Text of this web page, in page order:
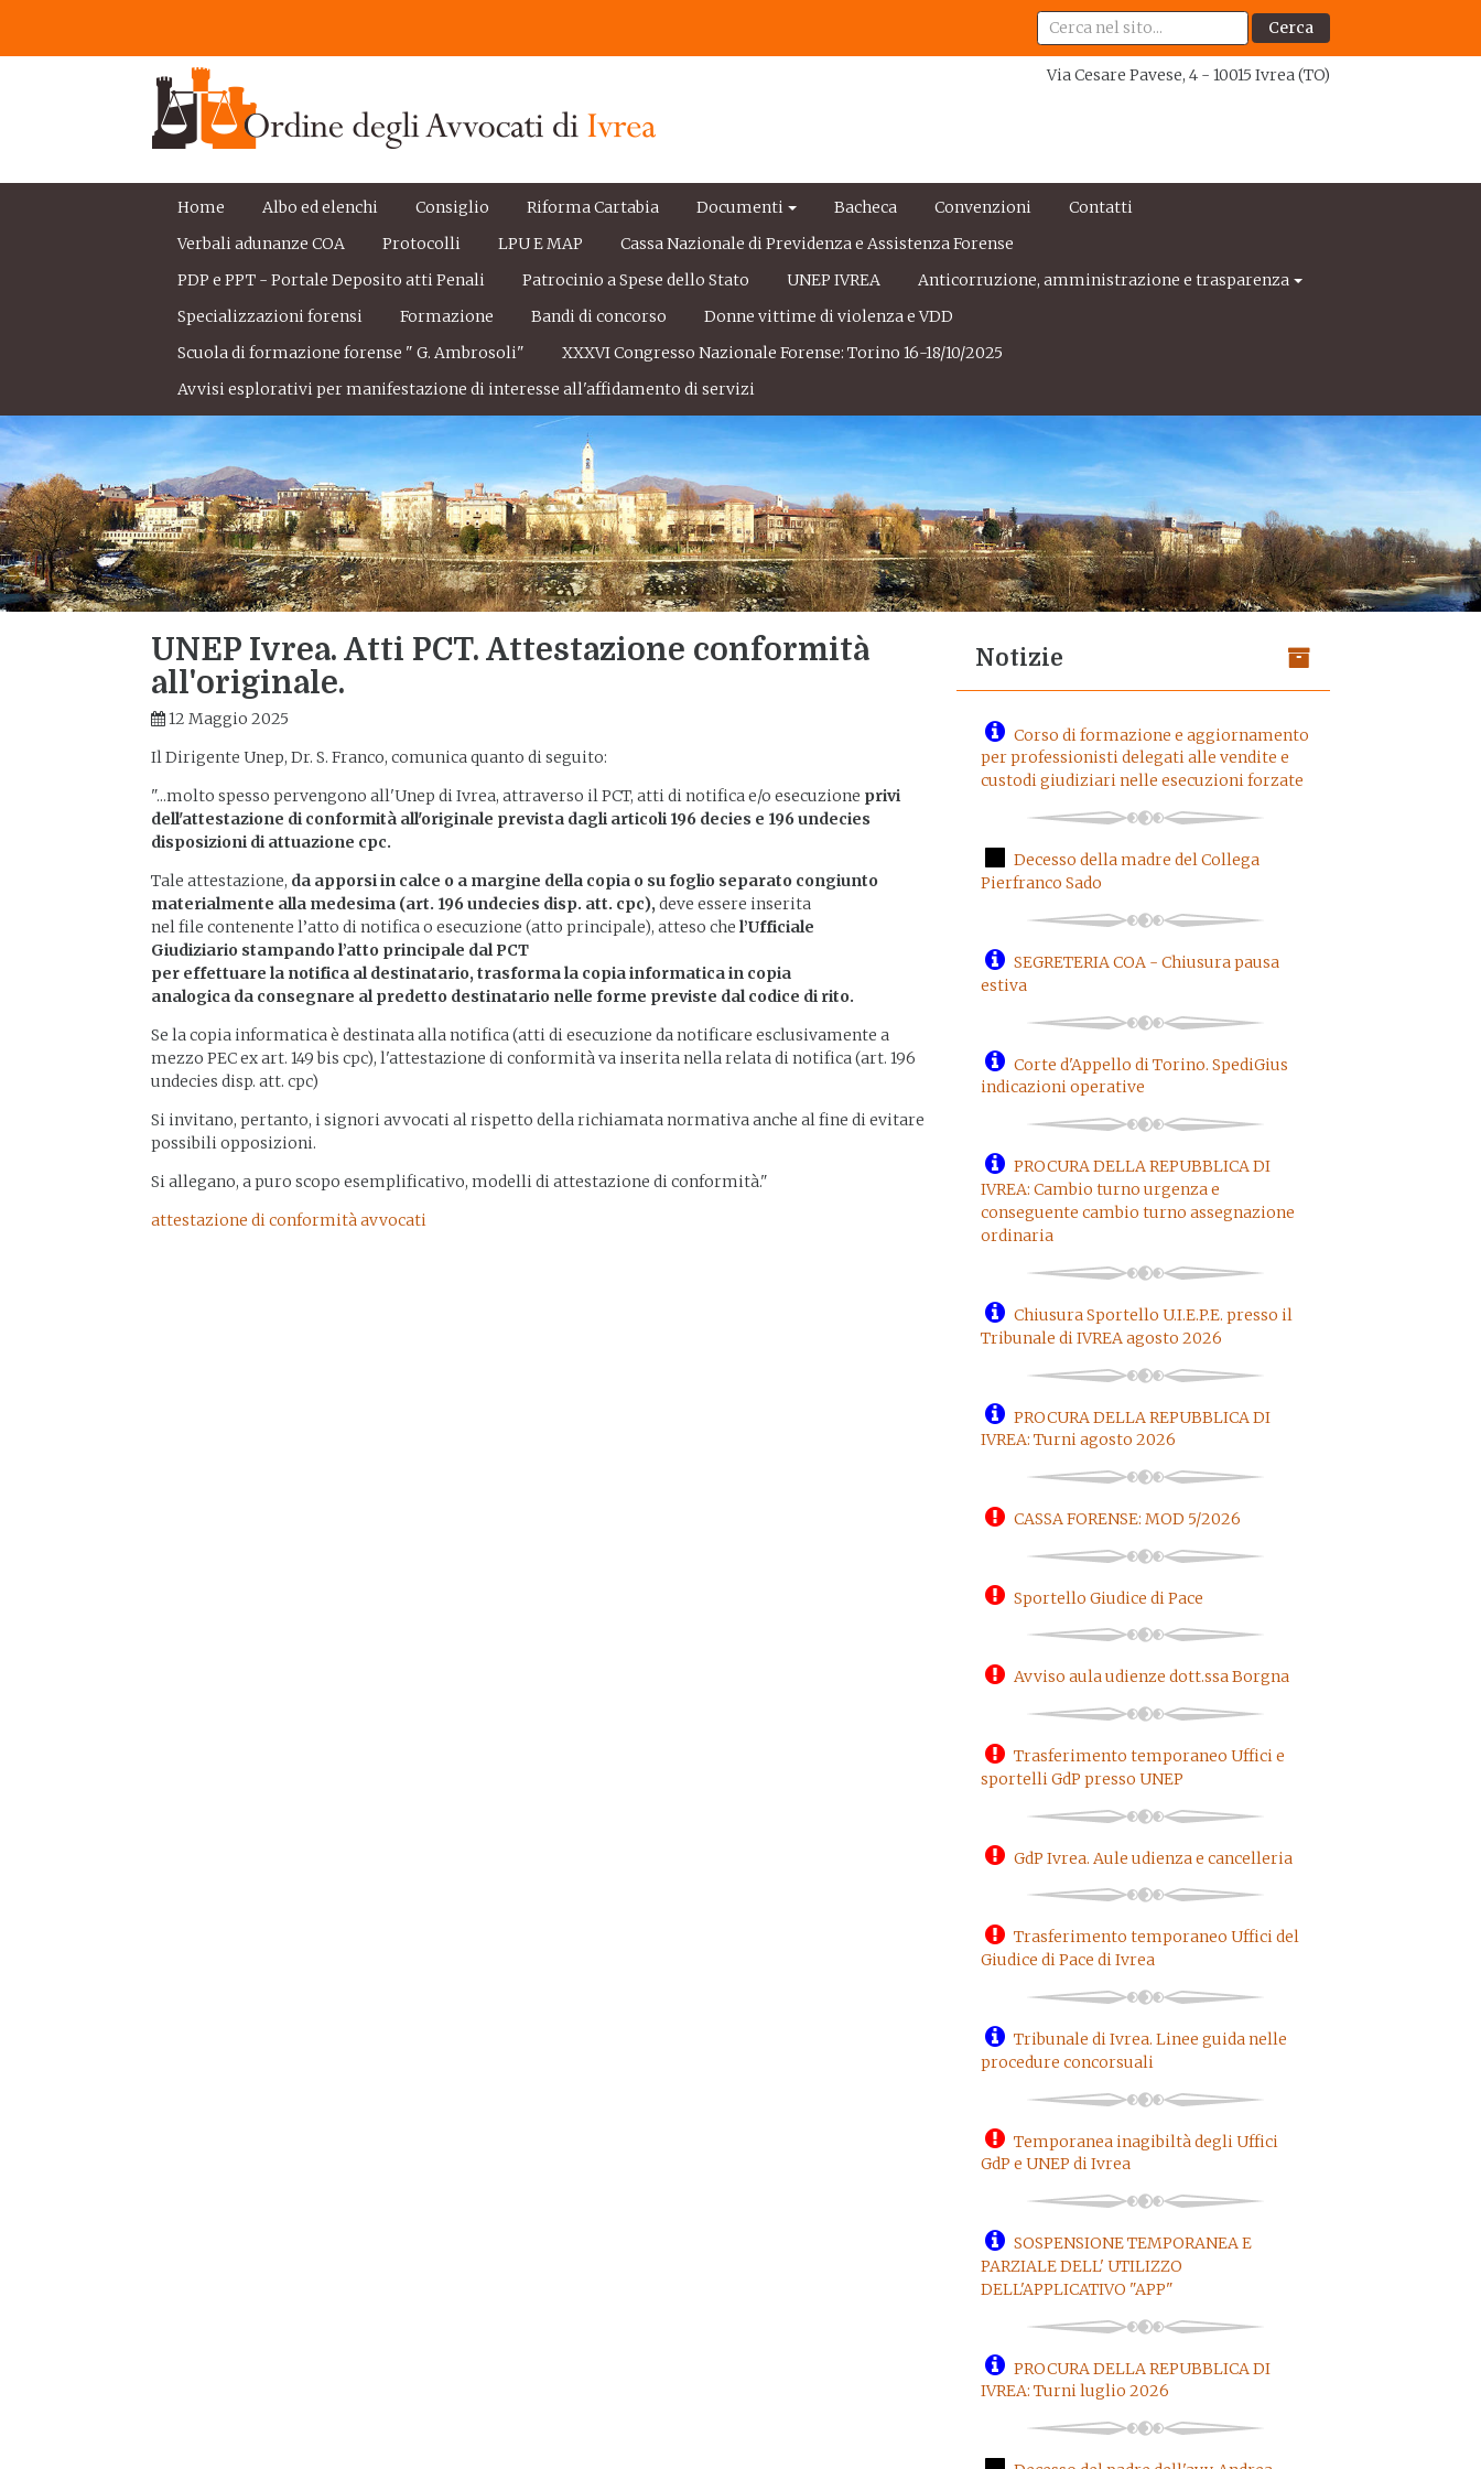
Cerca
Via Cesare Pavese, 4 - 10015 Ivrea (TO)
Home Albo ed elenchi Consiglio Riforma Cartabia Documenti Bacheca Convenzioni
Contatti
Verbali adunanze COA
Protocolli LPU E MAP
Cassa Nazionale di Previdenza e Assistenza Forense
PDP e PPT - Portale Deposito atti Penali
Patrocinio a Spese dello Stato UNEP IVREA
Anticorruzione, amministrazione e trasparenza
Specializzazioni forensi
Formazione Bandi di concorso
Donne vittime di violenza e VDD
Scuola di formazione forense " G. Ambrosoli"
XXXVI Congresso Nazionale Forense: Torino 16-18/10/2025
Avvisi esplorativi per manifestazione di interesse all'affidamento di servizi
UNEP Ivrea. Atti PCT. Attestazione conformità
all'originale.
12 Maggio 2025
Il Dirigente Unep, Dr. S. Franco, comunica quanto di seguito:
"...molto spesso pervengono all'Unep di Ivrea, attraverso il PCT, atti di notifica e/o esecuzione privi
dell'attestazione di conformità all'originale prevista dagli articoli 196 decies e 196 undecies
disposizioni di attuazione cpc.
Tale attestazione, da apporsi in calce o a margine della copia o su foglio separato congiunto
materialmente alla medesima (art. 196 undecies disp. att. cpc),deve essere inserita
nel file contenente l’atto di notifica o esecuzione (atto principale), atteso che l’Ufficiale
Giudiziario stampando l’atto principale dal PCT
per effettuare la notifica al destinatario, trasforma la copia informatica in copia
analogica da consegnare al predetto destinatario nelle forme previste dal codice di rito.
Se la copia informatica è destinata alla notifica (atti di esecuzione da notificare esclusivamente a
mezzo PEC ex art. 149 bis cpc), l'attestazione di conformità va inserita nella relata di notifica (art. 196
undecies disp. att. cpc)
Si invitano, pertanto, i signori avvocati al rispetto della richiamata normativa anche al fine di evitare
possibili opposizioni.
Si allegano, a puro scopo esemplificativo, modelli di attestazione di conformità."
attestazione di conformità avvocati
Notizie
Corso di formazione e aggiornamento
per professionisti delegati alle vendite e
custodi giudiziari nelle esecuzioni forzate
Decesso della madre del Collega
Pierfranco Sado
SEGRETERIA COA - Chiusura pausa
estiva
Corte d'Appello di Torino. SpediGius
indicazioni operative
PROCURA DELLA REPUBBLICA DI
IVREA: Cambio turno urgenza e
conseguente cambio turno assegnazione
ordinaria
Chiusura Sportello U.I.E.P.E. presso il
Tribunale di IVREA agosto 2026
PROCURA DELLA REPUBBLICA DI
IVREA: Turni agosto 2026
CASSA FORENSE: MOD 5/2026
Sportello Giudice di Pace
Avviso aula udienze dott.ssa Borgna
Trasferimento temporaneo Uffici e
sportelli GdP presso UNEP
GdP Ivrea. Aule udienza e cancelleria
Trasferimento temporaneo Uffici del
Giudice di Pace di Ivrea
Tribunale di Ivrea. Linee guida nelle
procedure concorsuali
Temporanea inagibiltà degli Uffici
GdP e UNEP di Ivrea
SOSPENSIONE TEMPORANEA E
PARZIALE DELL' UTILIZZO
DELL'APPLICATIVO "APP"
PROCURA DELLA REPUBBLICA DI
IVREA: Turni luglio 2026